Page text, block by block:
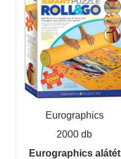
Eurographics
2000 db
Eurographics alátét